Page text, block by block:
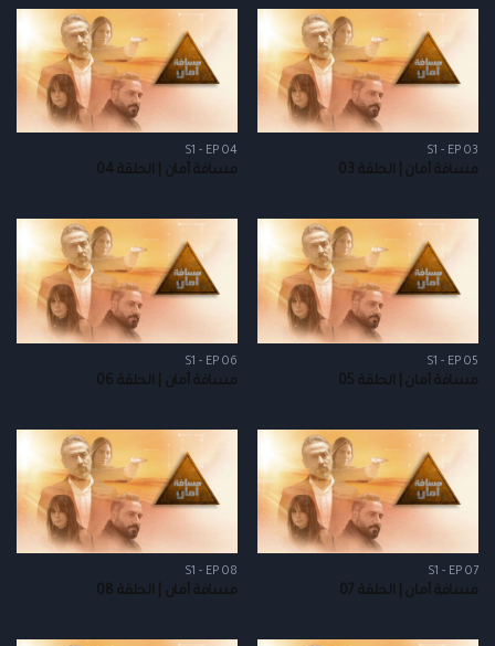
S1 - EP 03
مسافة أمان | الحلقة 03
S1 - EP 04
مسافة أمان | الحلقة 04
S1 - EP 05
مسافة أمان | الحلقة 05
S1 - EP 06
مسافة أمان | الحلقة 06
S1 - EP 07
مسافة أمان | الحلقة 07
S1 - EP 08
مسافة أمان | الحلقة 08